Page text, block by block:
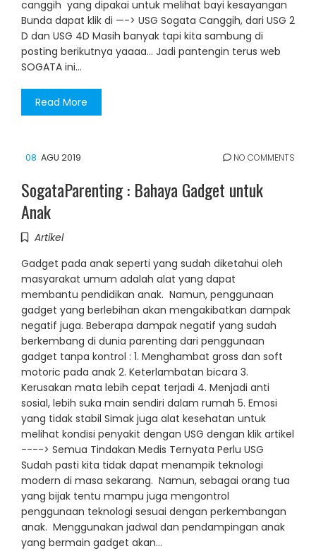
canggih yang dipakai untuk melihat bayi kesayangan
Bunda dapat klik di —-> USG Sogata Canggih, dari USG 2
D dan USG 4D Masih banyak tapi kita sambung di
posting berikutnya yaaaa… Jadi pantengin terus web
SOGATA ini…
Read More
08 AGU 2019 NO COMMENTS
SogataParenting : Bahaya Gadget untuk
Anak
Artikel
Gadget pada anak seperti yang sudah diketahui oleh
masyarakat umum adalah alat yang dapat
membantu pendidikan anak. Namun, penggunaan
gadget yang berlebihan akan mengakibatkan dampak
negatif juga. Beberapa dampak negatif yang sudah
berkembang di dunia parenting dari penggunaan
gadget tanpa kontrol : 1. Menghambat gross dan soft
motoric pada anak 2. Keterlambatan bicara 3.
Kerusakan mata lebih cepat terjadi 4. Menjadi anti
sosial, lebih suka main sendiri dalam rumah 5. Emosi
yang tidak stabil Simak juga alat kesehatan untuk
melihat kondisi penyakit dengan USG dengan klik artikel
----> Semua Tindakan Medis Ternyata Perlu USG
Sudah pasti kita tidak dapat menampik teknologi
modern di masa sekarang. Namun, sebagai orang tua
yang bijak tentu mampu juga mengontrol
penggunaan teknologi sesuai dengan perkembangan
anak. Menggunakan jadwal dan pendampingan anak
yang bermain gadget akan…